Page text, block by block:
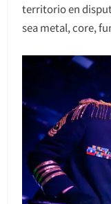
territorio en
sea metal, core,